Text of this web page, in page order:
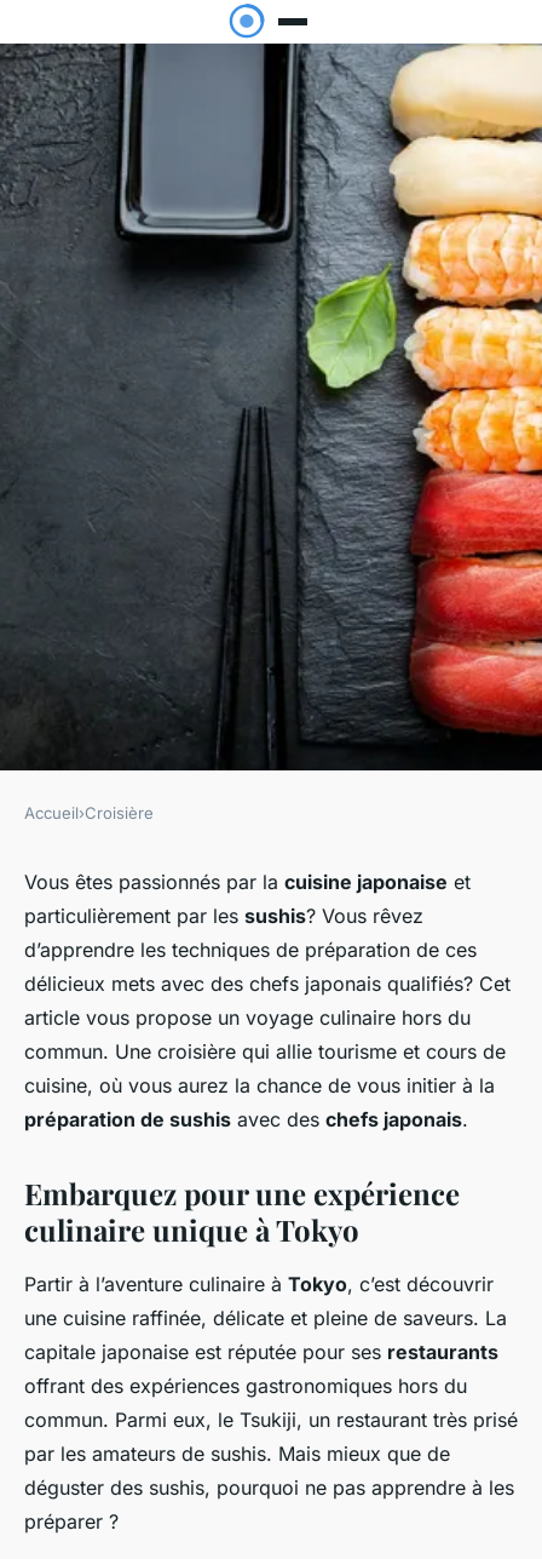
Quelle croisière propose des
cours de préparation de sushi
avec des chefs japonais?
gilberte •25 avril 2024• 6 min de lecture
Accueil›Croisière
Vous êtes passionnés par la cuisine japonaise et
particulièrement par les sushis? Vous rêvez
d’apprendre les techniques de préparation de ces
délicieux mets avec des chefs japonais qualifiés? Cet
article vous propose un voyage culinaire hors du
commun. Une croisière qui allie tourisme et cours de
cuisine, où vous aurez la chance de vous initier à la
préparation de sushis avec des chefs japonais.
Embarquez pour une expérience
culinaire unique à Tokyo
Partir à l’aventure culinaire à Tokyo, c’est découvrir
une cuisine raffinée, délicate et pleine de saveurs. La
capitale japonaise est réputée pour ses restaurants
offrant des expériences gastronomiques hors du
commun. Parmi eux, le Tsukiji, un restaurant très prisé
par les amateurs de sushis. Mais mieux que de
déguster des sushis, pourquoi ne pas apprendre à les
préparer ?